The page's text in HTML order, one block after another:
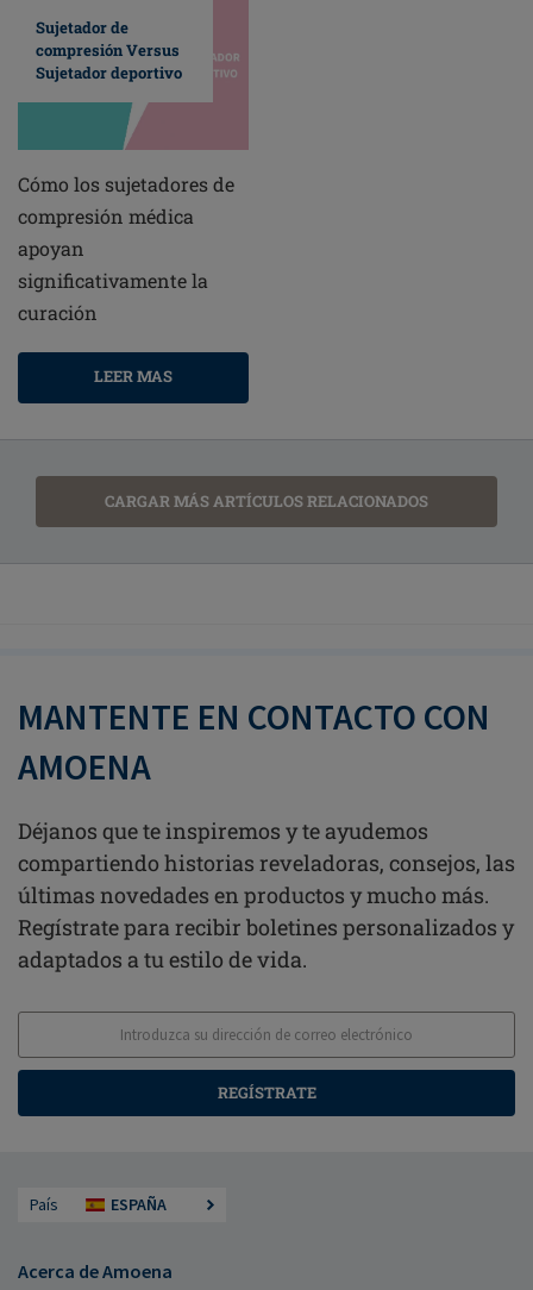
Sujetador de
compresión Versus
Sujetador deportivo
Cómo los sujetadores de
compresión médica
apoyan
significativamente la
curación
LEER MAS
CARGAR MÁS ARTÍCULOS RELACIONADOS
MANTENTE EN CONTACTO CON
AMOENA
Déjanos que te inspiremos y te ayudemos
compartiendo historias reveladoras, consejos, las
últimas novedades en productos y mucho más.
Regístrate para recibir boletines personalizados y
adaptados a tu estilo de vida.
REGÍSTRATE
País ESPAÑA
Acerca de Amoena